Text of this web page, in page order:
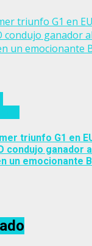
triunfo G1 en
condujo ganador
un emocionante
triunfo G1 en
condujo ganador
un emocionante